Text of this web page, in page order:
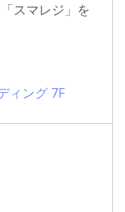
スマレジ」を
ィング 7F